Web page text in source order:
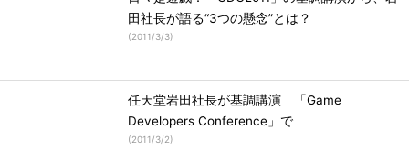
田社長が語る“3つの懸念”とは？
(2011/3/3)
任天堂岩田社長が基調講演 「Game
Developers Conference」で
(2011/3/2)